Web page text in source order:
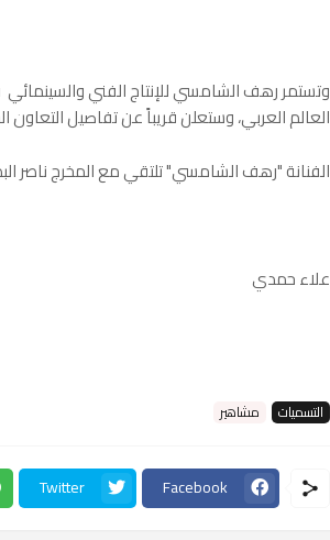
وتستمر رهف الشامسي للإنتاج الفني
العالم العربي، وستعلن قريباً عن تفاصيل
الفنانة "رهف الشامسي‏" تلتقي مع المخرج ناصر
علاء حمدي
التسميات مشاهير
Facebook
Twitter